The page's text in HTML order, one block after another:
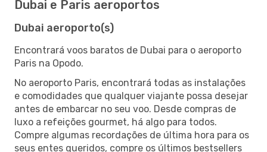
Dubai e Paris aeroportos
Dubai aeroporto(s)
Encontrará voos baratos de Dubai para o aeroporto
Paris na Opodo.
No aeroporto Paris, encontrará todas as instalações
e comodidades que qualquer viajante possa desejar
antes de embarcar no seu voo. Desde compras de
luxo a refeições gourmet, há algo para todos.
Compre algumas recordações de última hora para os
seus entes queridos, compre os últimos bestsellers